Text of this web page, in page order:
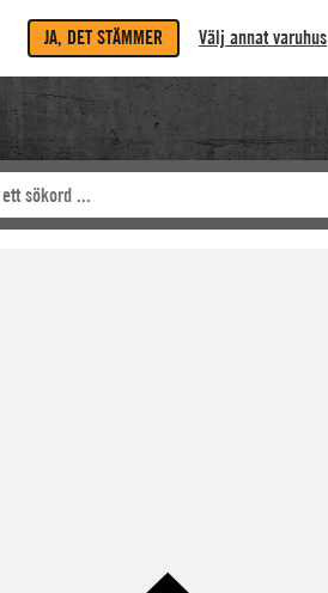
JA, DET STÄMMER Välj annat varuhus